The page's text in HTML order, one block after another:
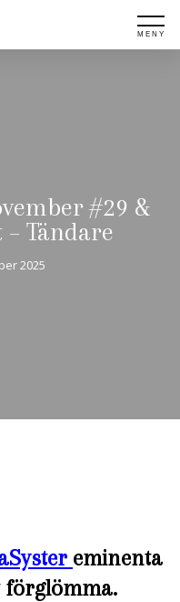
#29 &
– Tändare
2025
eminenta
förglömma.